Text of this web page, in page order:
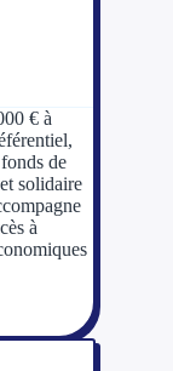
€ à
de
solidaire
à